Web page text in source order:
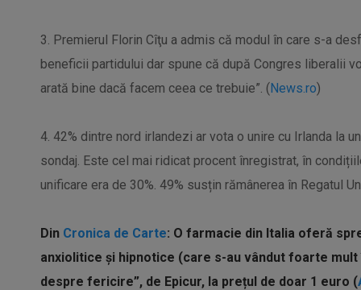
3. Premierul Florin Cîţu a admis că modul în care s-a
beneficii partidului dar spune că după Congres liberalii
arată bine dacă facem ceea ce trebuie”. (News.ro)
4. 42% dintre nord irlandezi ar vota o unire cu Irlanda la
sondaj. Este cel mai ridicat procent înregistrat, în
unificare era de 30%. 49% susțin rămânerea în Regatul
Din Cronica de Carte: O farmacie din Italia oferă
anxiolitice și hipnotice (care s-au vândut foarte mult
despre fericire”, de Epicur, la prețul de doar 1 euro (